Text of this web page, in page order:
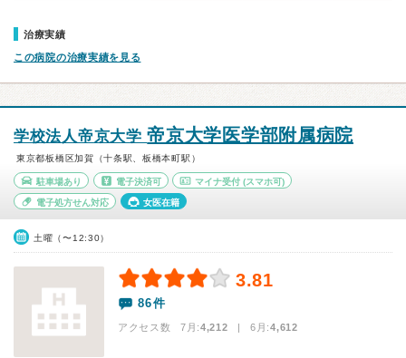
治療実績
この病院の治療実績を見る
学校法人帝京大学帝京大学医学部附属病院
東京都板橋区加賀（十条駅、板橋本町駅）
駐車場あり 電子決済可 マイナ受付 (スマホ可)
電子処方せん対応 女医在籍
土曜（〜12:30）
3.81
86件
アクセス数 7月:4,212 | 6月:4,612